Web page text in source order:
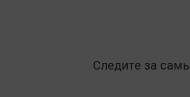
Следите за